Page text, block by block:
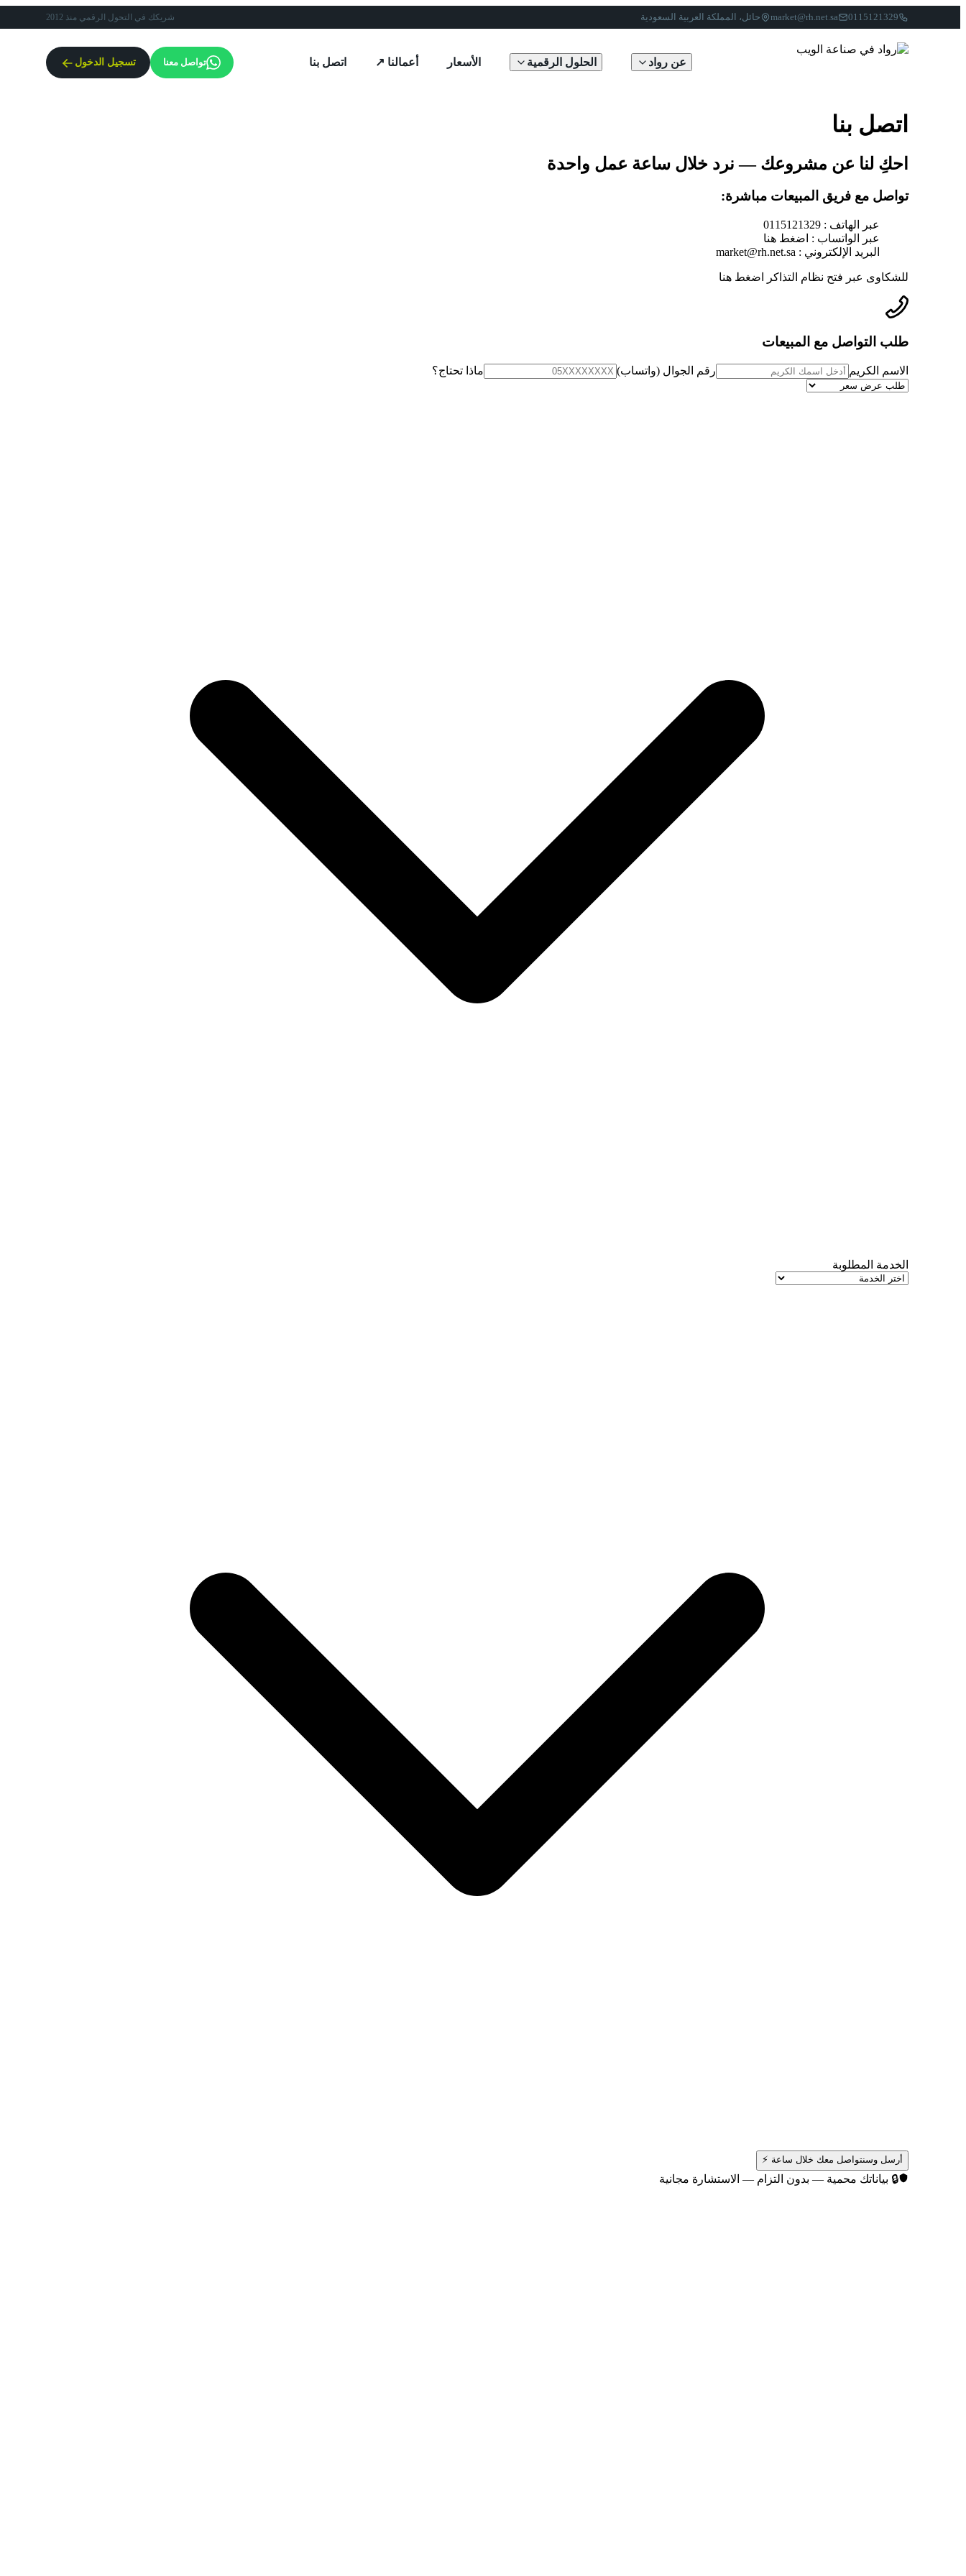
0115121329
market@rh.net.sa حائل، المملكة العربية السعودية شريكك في التحول الرقمي منذ 2012
عن رواد الحلول الرقمية الأسعار أعمالنا ↗ اتصل بنا تواصل معنا تسجيل الدخول
اتصل بنا
احكِ لنا عن مشروعك — نرد خلال ساعة عمل واحدة
تواصل مع فريق المبيعات مباشرة:
عبر الهاتف : 0115121329
عبر الواتساب : اضغط هنا
البريد الإلكتروني : market@rh.net.sa
للشكاوى عبر فتح نظام التذاكر اضغط هنا
طلب التواصل مع المبيعات
الاسم الكريم رقم الجوال (واتساب) ماذا تحتاج؟
الخدمة المطلوبة
أرسل وسنتواصل معك خلال ساعة ⚡
🔒 بياناتك محمية — بدون التزام — الاستشارة مجانية